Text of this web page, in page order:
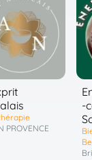
PROVENCE
-